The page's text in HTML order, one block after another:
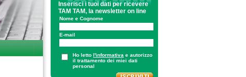
Inserisci i tuoi dati per ricevere
TAM TAM, la newsletter on line
Nome e Cognome
E-mail
Ho letto l'informativa e autorizzo
il trattamento dei miei dati
personal